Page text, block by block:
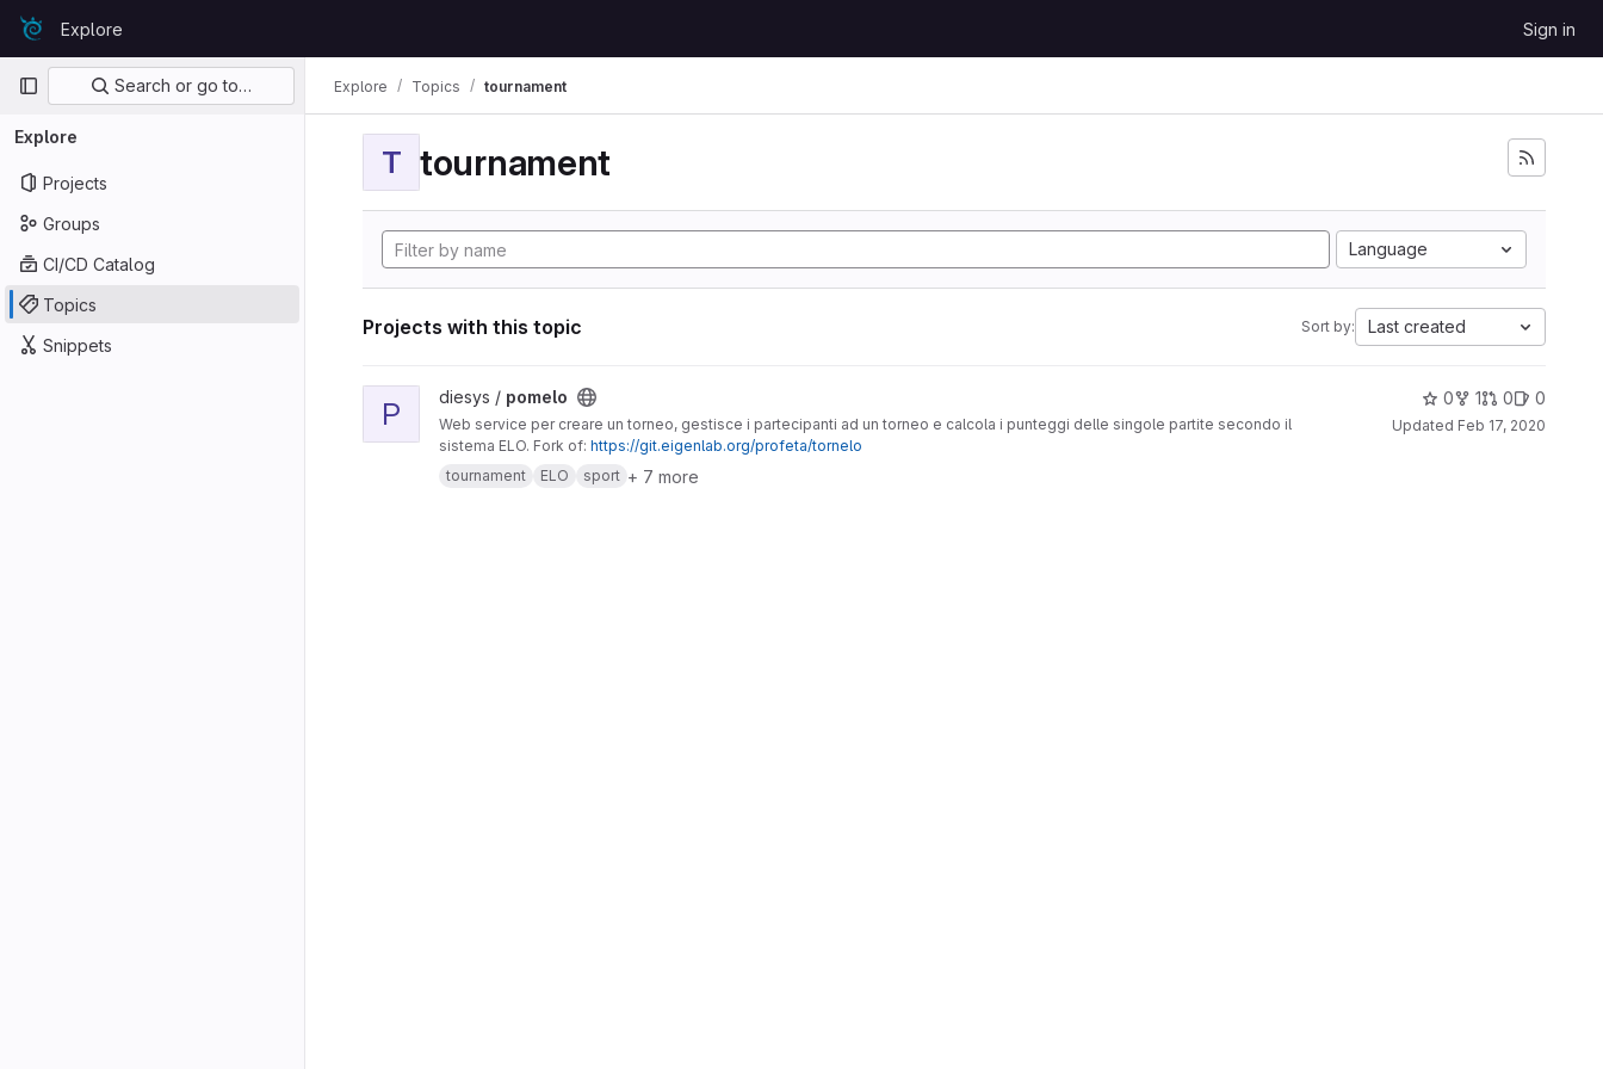
Skip to content
GitLabExplore Sign in
Primary navigation
Search or go to…
Explore
Projects
Groups
CI/CD Catalog
Topics
Snippets
Explore Topics tournament
T tournament
Language
Projects with this topic Sort by: Last created
View pomelo project
P diesys / pomelo
Web service per creare un torneo, gestisce i partecipanti ad un torneo e calcola i punteggi delle singole partite secondo il
sistema ELO. Fork of: https://git.eigenlab.org/profeta/tornelo
tournament
ELO sport + 7 more
0 1 0 0
Updated Feb 17, 2020